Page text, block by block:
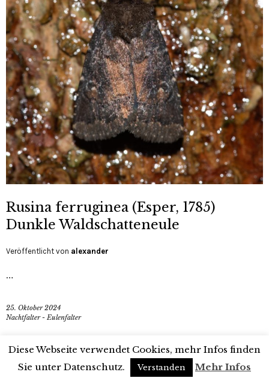
Rusina ferruginea (Esper, 1785)
Dunkle Waldschatteneule
Veröffentlicht von alexander
…
25. Oktober 2024
Nachtfalter - Eulenfalter
Diese Webseite verwendet Cookies, mehr Infos finden
Sie unter Datenschutz.
Verstanden Mehr Infos